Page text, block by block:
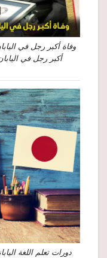
وفاة أكبر رجل في
أكبر رجل في
دورات تعلم اللغة